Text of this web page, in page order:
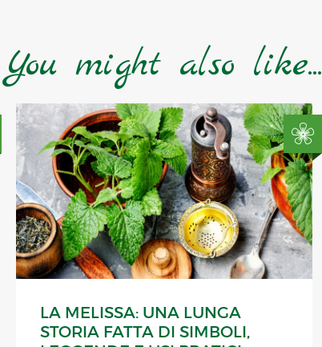
You might also like...
LA MELISSA: UNA LUNGA
STORIA FATTA DI SIMBOLI,